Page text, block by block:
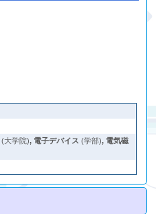
(大学院), 電子デバイス (学部), 電気磁